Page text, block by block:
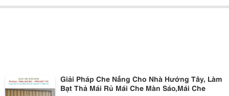
Giải Pháp Che Nắng Cho Nhà Hướng Tây, Làm
Bạt Thả Mái Rủ Mái Che Màn Sáo,Mái Che